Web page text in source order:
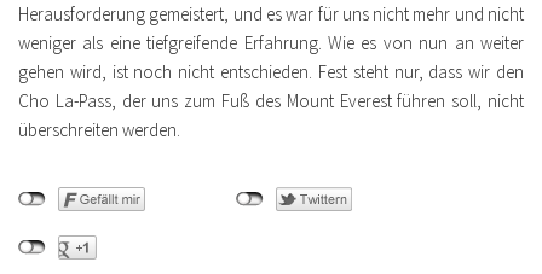
Herausforderung gemeistert, und es war für uns nicht mehr und nicht
weniger als eine tiefgreifende Erfahrung. Wie es von nun an weiter
gehen wird, ist noch nicht entschieden. Fest steht nur, dass wir den
Cho La-Pass, der uns zum Fuß des Mount Everest führen soll, nicht
überschreiten werden.